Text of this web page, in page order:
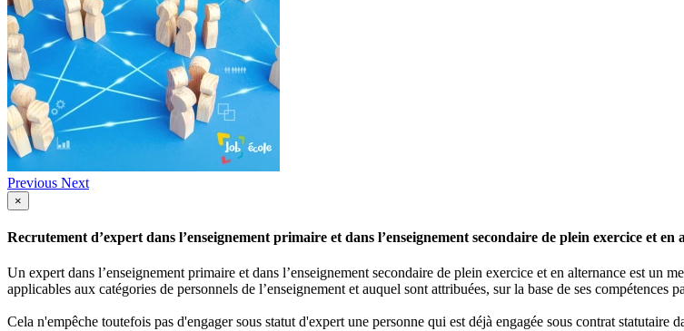
Previous Next
×
Recrutement d’expert dans l’enseignement primaire et dans l’enseignement secondaire de plein exercice et en
Un expert dans l’enseignement primaire et dans l’enseignement secondaire de plein exercice et en alternance est un
applicables aux catégories de personnels de l’enseignement et auquel sont attribuées, sur la base de ses compétences
Cela n'empêche toutefois pas d'engager sous statut d'expert une personne qui est déjà engagée sous contrat statutaire